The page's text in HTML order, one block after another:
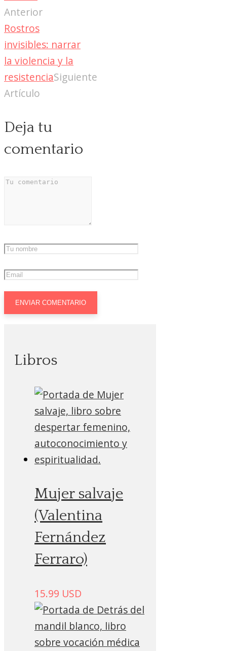
Anterior
Rostros
invisibles: narrar
la violencia y la
resistenciaSiguiente
Artículo
Deja tu
comentario
Libros
Mujer salvaje
(Valentina
Fernández
Ferraro)
15.99 USD